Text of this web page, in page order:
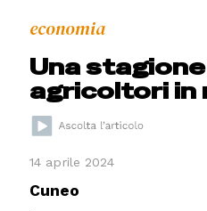
economia
Una
agricoltori in
14 aprile 2024
Cuneo